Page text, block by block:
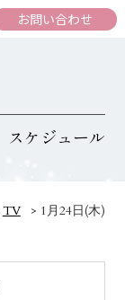
お問い合わせ
スケジュール
TV > 1月24日(木)